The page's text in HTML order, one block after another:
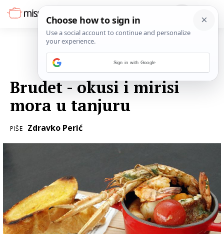
Brudet - okusi i mirisi
mora u tanjuru
PIŠE Zdravko Perić
Sign in with Google